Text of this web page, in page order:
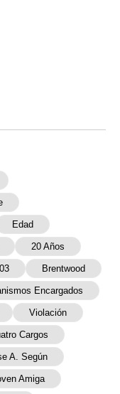
Edad
20 Años
Brentwood
Encargados
Violación
Cargos
A. Según
Amiga